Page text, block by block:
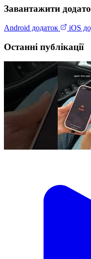
Завантажити
Android додаток iOS
Останні публікації